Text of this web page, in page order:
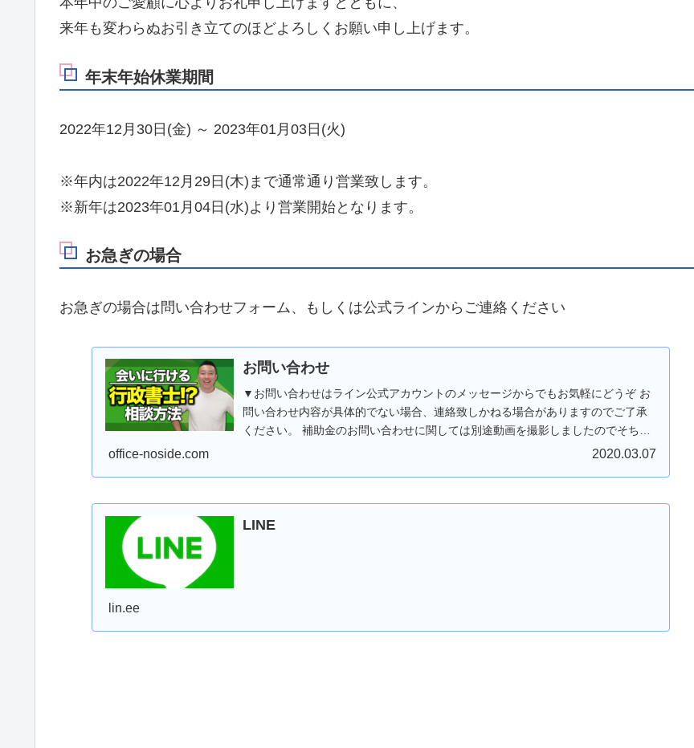
来年も変わらぬお引き立てのほどよろしくお願い申し上げます。
年末年始休業期間
2022年12月30日(金) ～ 2023年01月03日(火)
※年内は2022年12月29日(木)まで通常通り営業致します。
※新年は2023年01月04日(水)より営業開始となります。
お急ぎの場合
お急ぎの場合は問い合わせフォーム、もしくは公式ラインからご連絡ください
お問い合わせ
▼お問い合わせはライン公式アカウントのメッセージからでもお気軽にどうぞ お
問い合わせ内容が具体的でない場合、連絡致しかねる場合がありますのでご了承
ください。 補助金のお問い合わせに関しては別途動画を撮影しましたのでそちら
office-noside.com 2020.03.07
LINE
lin.ee